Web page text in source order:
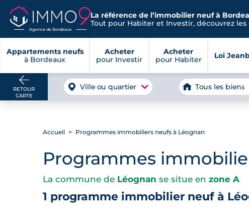
Agence de Bordeaux
La référence de l’immobilier neuf à
Tout pour Habiter et Investir, découvrez les
Appartements neufs
à Bordeaux
Acheter
pour Investir
Acheter
pour Habiter
Loi
RETOUR
CARTE
Ville ou quartier Tous les biens
Accueil Programmes immobiliers neufs à Léognan
Programmes
La commune de Léognan se situe en zone A
1 programme immobilier neuf à